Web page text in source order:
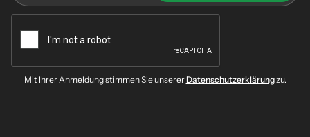
Mit Ihrer Anmeldung stimmen Sie unsererDatenschutzerklärungzu.